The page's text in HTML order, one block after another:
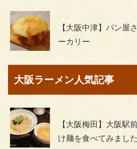
【大阪中津】パン屋
ーカリー
大阪ラーメン人気記事
【大阪梅田】大阪駅
け麺を食べてみました